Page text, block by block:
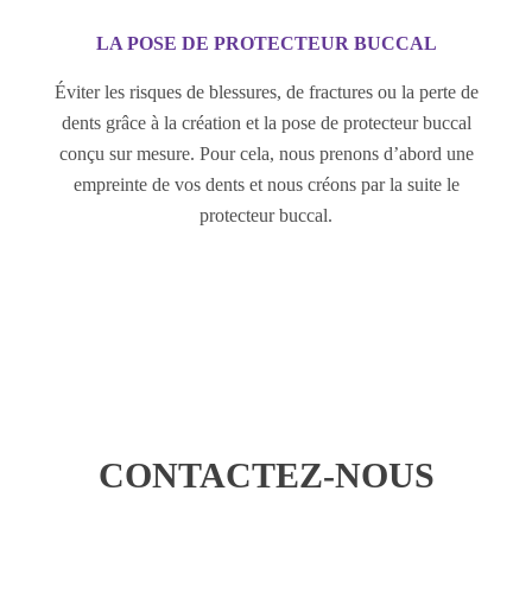
LA POSE DE PROTECTEUR BUCCAL
Éviter les risques de blessures, de fractures ou la perte de
dents grâce à la création et la pose de protecteur buccal
conçu sur mesure. Pour cela, nous prenons d’abord une
empreinte de vos dents et nous créons par la suite le
protecteur buccal.
CONTACTEZ-NOUS